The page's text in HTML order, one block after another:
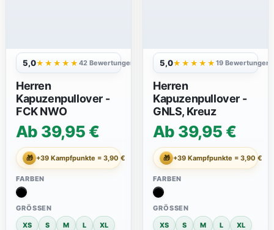
/
S
e
l
b
s
t
s
c
h
u
z
4751
Anmelden
5,0★★★★★ 42 Bewertungen
Herren
Kapuzenpullover -
FCK NWO
Ab 39,95 €
🎁 +39 Kampfpunkte = 3,90 €
FARBEN
GRÖSSEN
XS
S M L XL
5,0★★★★★ 19 Bewertungen
Herren
Kapuzenpullover -
GNLS, Kreuz
Ab 39,95 €
🎁 +39 Kampfpunkte = 3,90 €
FARBEN
GRÖSSEN
XS
S M L XL